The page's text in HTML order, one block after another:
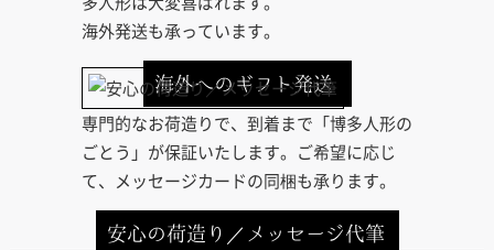
海外へのギフト発送
海外発送も承っています。
安心の荷造り／メッセージ代筆
専門的なお荷造りで、到着まで「博多人形の
ごとう」が保証いたします。ご希望に応じ
て、メッセージカードの同梱も承ります。